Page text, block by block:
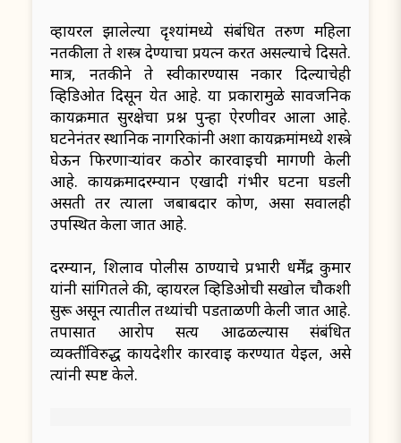
व्हायरल झालेल्या दृश्यांमध्ये संबंधित तरुण महिला
नर्तकीला ते शस्त्र देण्याचा प्रयत्न करत असल्याचे दिसते.
मात्र, नर्तकीने ते स्वीकारण्यास नकार दिल्याचेही
व्हिडिओत दिसून येत आहे. या प्रकारामुळे सार्वजनिक
कार्यक्रमात सुरक्षेचा प्रश्न पुन्हा ऐरणीवर आला आहे.
घटनेनंतर स्थानिक नागरिकांनी अशा कार्यक्रमांमध्ये शस्त्रे
घेऊन फिरणाऱ्यांवर कठोर कारवाईची मागणी केली
आहे. कार्यक्रमादरम्यान एखादी गंभीर घटना घडली
असती तर त्याला जबाबदार कोण, असा सवालही
उपस्थित केला जात आहे.
दरम्यान, शिलाव पोलीस ठाण्याचे प्रभारी धर्मेंद्र कुमार
यांनी सांगितले की, व्हायरल व्हिडिओची सखोल चौकशी
सुरू असून त्यातील तथ्यांची पडताळणी केली जात आहे.
तपासात आरोप सत्य आढळल्यास संबंधित
व्यक्तींविरुद्ध कायदेशीर कारवाई करण्यात येईल, असे
त्यांनी स्पष्ट केले.